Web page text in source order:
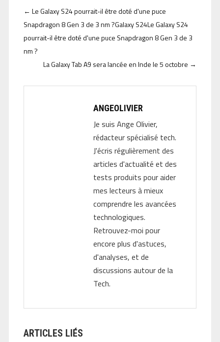
← Le Galaxy S24 pourrait-il être doté d'une puce
Snapdragon 8 Gen 3 de 3 nm ?Galaxy S24Le Galaxy S24
pourrait-il être doté d'une puce Snapdragon 8 Gen 3 de 3
nm ?
La Galaxy Tab A9 sera lancée en Inde le 5 octobre →
ANGEOLIVIER
Je suis Ange Olivier,
rédacteur spécialisé tech.
J'écris régulièrement des
articles d'actualité et des
tests produits pour aider
mes lecteurs à mieux
comprendre les avancées
technologiques.
Retrouvez-moi pour
encore plus d'astuces,
d'analyses, et de
discussions autour de la
Tech.
ARTICLES LIÉS